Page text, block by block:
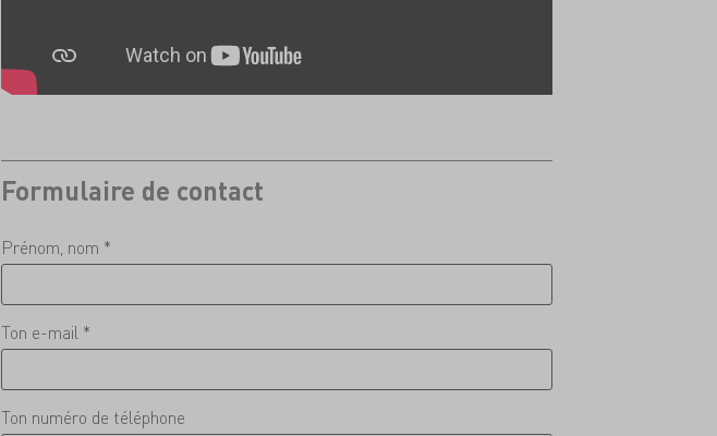
Formulaire de contact
Prénom, nom *
Ton e-mail *
Ton numéro de téléphone